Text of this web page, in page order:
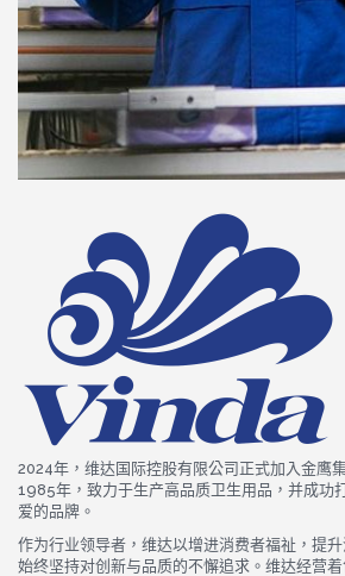
2024年，维达国际控股有限公司正式加入金鹰
1985年，致力于生产高品质卫生用品，并成功
爱的品牌。
作为行业领导者，维达以增进消费者福祉，提
始终坚持对创新与品质的不懈追求。维达经营